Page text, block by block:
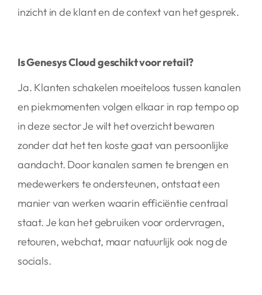
inzicht in de klant en de context van het gesprek.
Is Genesys Cloud geschikt voor retail?
Ja. Klanten schakelen moeiteloos tussen kanalen
en piekmomenten volgen elkaar in rap tempo op
in deze sector Je wilt het overzicht bewaren
zonder dat het ten koste gaat van persoonlijke
aandacht. Door kanalen samen te brengen en
medewerkers te ondersteunen, ontstaat een
manier van werken waarin efficiëntie centraal
staat. Je kan het gebruiken voor ordervragen,
retouren, webchat, maar natuurlijk ook nog de
socials.